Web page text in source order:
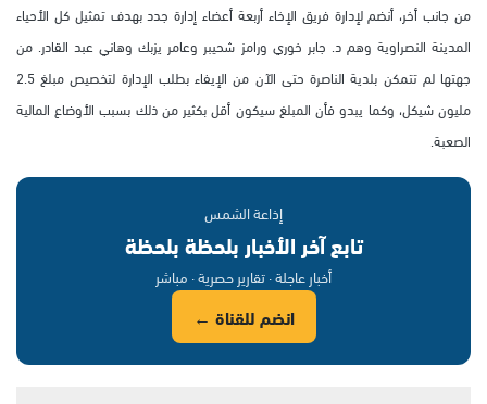
من جانب أخر، أنضم لإدارة فريق الإخاء أربعة أعضاء إدارة جدد بهدف تمثيل كل الأحياء
المدينة النصراوية وهم د. جابر خوري ورامز شحيبر وعامر يزبك وهاني عبد القادر. من
جهتها لم تتمكن بلدية الناصرة حتى الآن من الإيفاء بطلب الإدارة لتخصيص مبلغ 2.5
مليون شيكل، وكما يبدو فأن المبلغ سيكون أقل بكثير من ذلك بسبب الأوضاع المالية
الصعبة.
إذاعة الشمس
تابع آخر الأخبار بلحظة بلحظة
أخبار عاجلة · تقارير حصرية · مباشر
انضم للقناة ←